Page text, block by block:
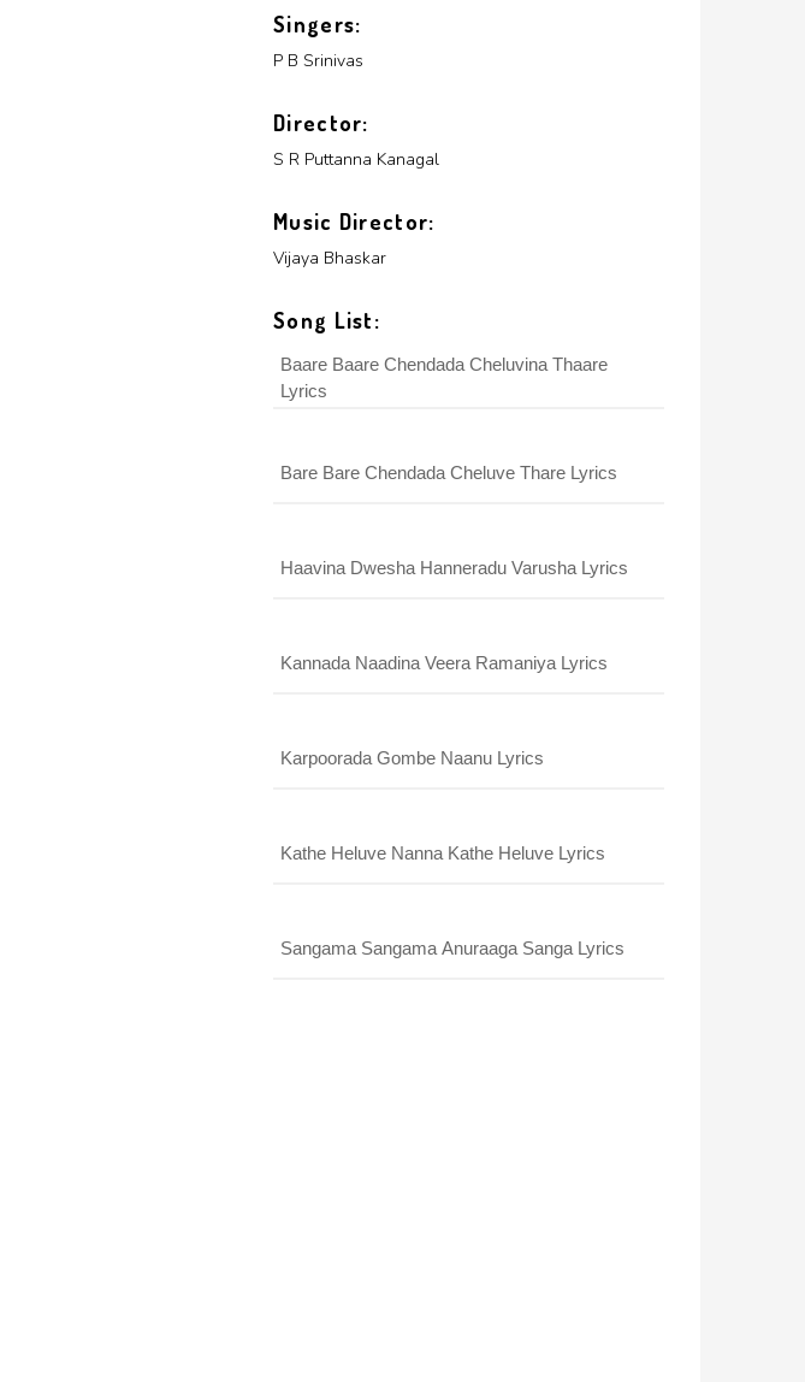
Singers:
P B Srinivas
Director:
S R Puttanna Kanagal
Music Director:
Vijaya Bhaskar
Song List:
Baare Baare Chendada Cheluvina Thaare
Lyrics
Bare Bare Chendada Cheluve Thare Lyrics
Haavina Dwesha Hanneradu Varusha Lyrics
Kannada Naadina Veera Ramaniya Lyrics
Karpoorada Gombe Naanu Lyrics
Kathe Heluve Nanna Kathe Heluve Lyrics
Sangama Sangama Anuraaga Sanga Lyrics